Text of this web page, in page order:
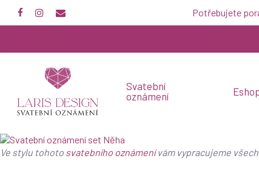
main
Potřebujete
Svatební
oznámení
Ve stylu tohoto svatebního oznámenívám vypracujeme